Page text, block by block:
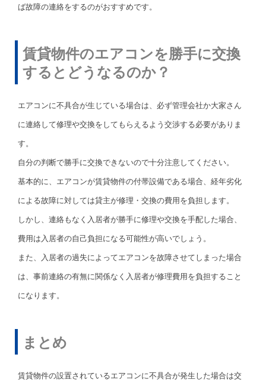
ば故障の連絡をするのがおすすめです。
賃貸物件のエアコンを勝手に交換
するとどうなるのか？
エアコンに不具合が生じている場合は、必ず管理会社か大家さん
に連絡して修理や交換をしてもらえるよう交渉する必要がありま
す。
自分の判断で勝手に交換できないので十分注意してください。
基本的に、エアコンが賃貸物件の付帯設備である場合、経年劣化
による故障に対しては貸主が修理・交換の費用を負担します。
しかし、連絡もなく入居者が勝手に修理や交換を手配した場合、
費用は入居者の自己負担になる可能性が高いでしょう。
また、入居者の過失によってエアコンを故障させてしまった場合
は、事前連絡の有無に関係なく入居者が修理費用を負担すること
になります。
まとめ
賃貸物件の設置されているエアコンに不具合が発生した場合は交